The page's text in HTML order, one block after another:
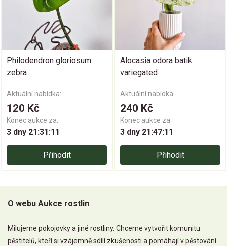
Philodendron gloriosum
zebra
Aktuální nabídka:
120 Kč
Konec aukce za:
3 dny 21:31:10
Přihodit
Alocasia odora batik
variegated
Aktuální nabídka:
240 Kč
Konec aukce za:
3 dny 21:47:10
Přihodit
O webu Aukce rostlin
Milujeme pokojovky a jiné rostliny. Chceme vytvořit komunitu
pěstitelů, kteří si vzájemně sdílí zkušenosti a pomáhají v pěstování.